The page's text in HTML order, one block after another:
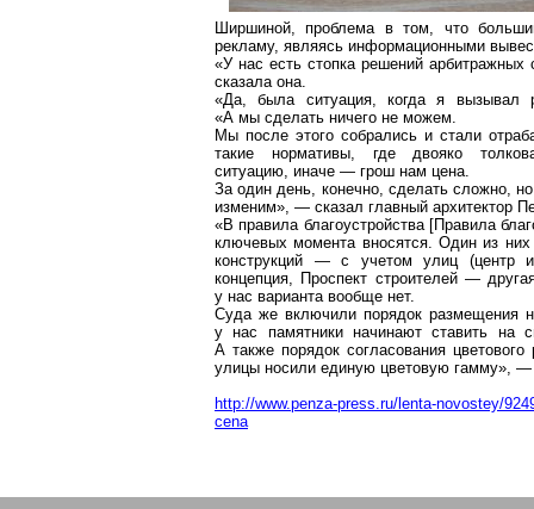
Ширшиной, проблема в том, что
рекламу, являясь информационными
«У нас есть стопка решений
сказала она.
«Да, была ситуация, когда я вызывал
«А мы сделать ничего не можем.
Мы после этого собрались и стали
такие нормативы, где двояко
ситуацию, иначе — грош нам цена.
За один день, конечно, сделать сложно,
изменим», — сказал главный архитектор
«В правила благоустройства [Правила
ключевых момента вносятся. Один из
конструкций — с учетом улиц (центр
концепция, Проспект строителей —
у нас варианта вообще нет.
Суда же включили порядок размещения
у нас памятники начинают ставить на
А также порядок согласования
улицы носили единую цветовую гамму»,
http://www.penza-press.ru/lenta-novostey/
cena